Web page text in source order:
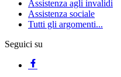
Assistenza agli invalidi
Assistenza sociale
Tutti gli argomenti...
Seguici su